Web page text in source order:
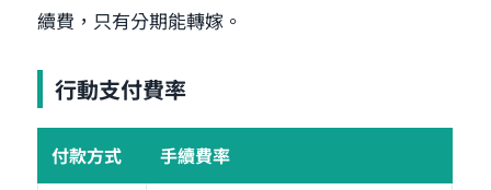
續費，只有分期能轉嫁。
行動支付費率
付款方式 手續費率